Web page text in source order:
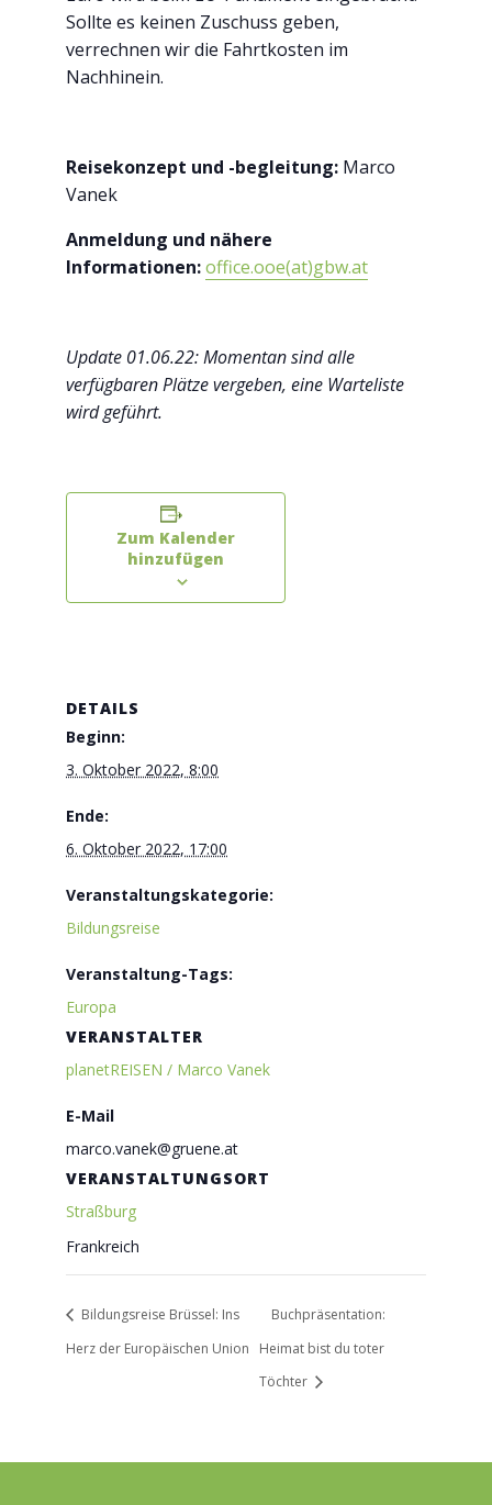
Sollte es keinen Zuschuss geben,
verrechnen wir die Fahrtkosten im
Nachhinein.
Reisekonzept und -begleitung: Marco
Vanek
Anmeldung und nähere
Informationen:office.ooe(at)gbw.at
Update 01.06.22: Momentan sind alle
verfügbaren Plätze vergeben, eine Warteliste
wird geführt.
Zum Kalender
hinzufügen
DETAILS
Beginn:
3. Oktober 2022, 8:00
Ende:
6. Oktober 2022, 17:00
Veranstaltungskategorie:
Bildungsreise
Veranstaltung-Tags:
Europa
VERANSTALTUNGSORT
Straßburg
Frankreich
VERANSTALTER
planetREISEN / Marco Vanek
E-Mail
marco.vanek@gruene.at
Bildungsreise Brüssel: Ins
Herz der Europäischen Union
Buchpräsentation:
Heimat bist du toter
Töchter